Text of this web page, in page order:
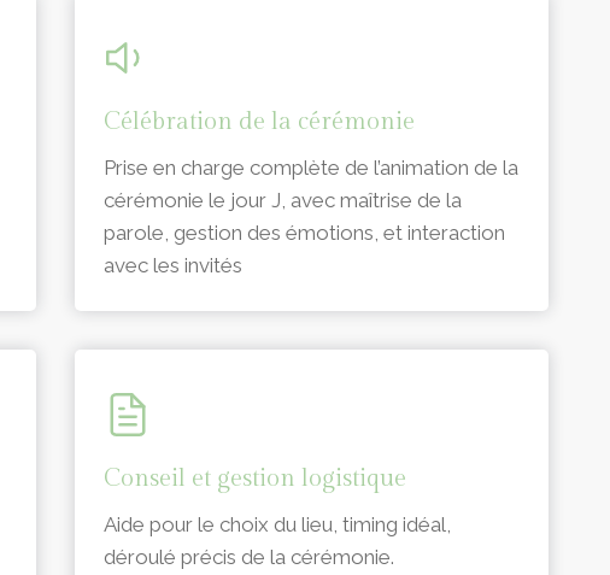
Célébration de la cérémonie
Prise en charge complète de l’animation de la
cérémonie le jour J, avec maîtrise de la
parole, gestion des émotions, et interaction
avec les invités
Conseil et gestion logistique
Aide pour le choix du lieu, timing idéal,
déroulé précis de la cérémonie.